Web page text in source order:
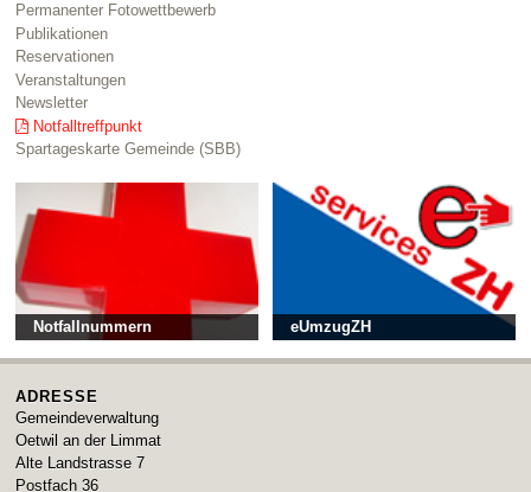
Permanenter Fotowettbewerb
Publikationen
Reservationen
Veranstaltungen
Newsletter
Notfalltreffpunkt
Spartageskarte Gemeinde (SBB)
Notfallnummern eUmzugZH
ADRESSE
Gemeindeverwaltung
Oetwil an der Limmat
Alte Landstrasse 7
Postfach 36